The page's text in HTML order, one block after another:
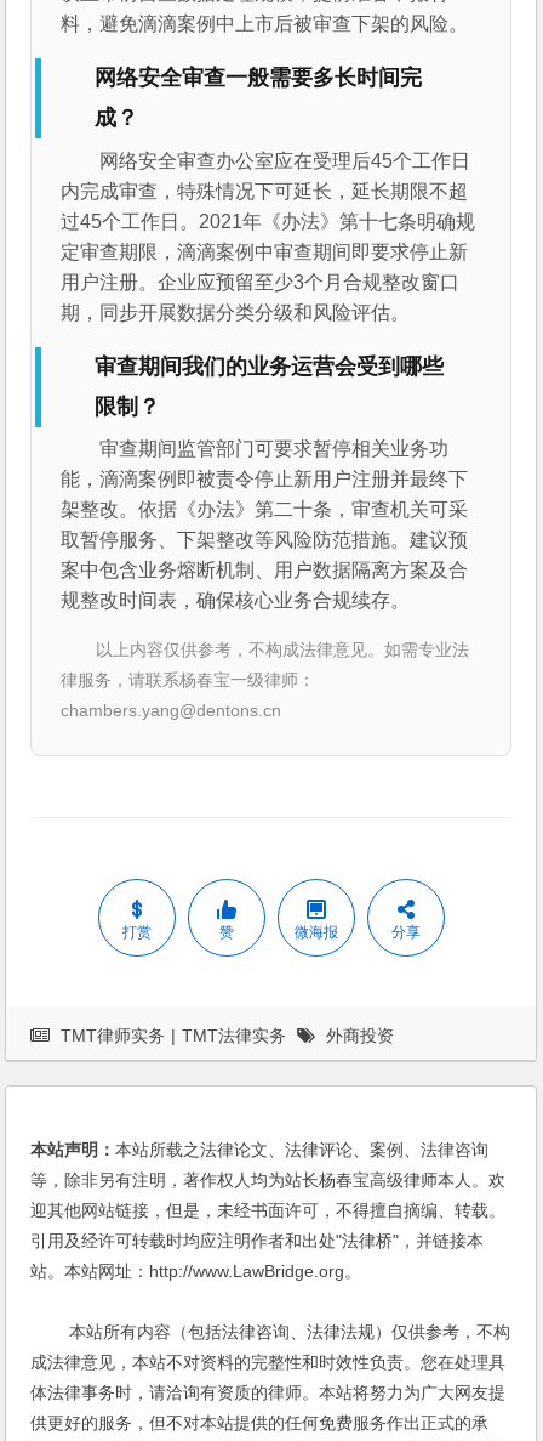
料，避免滴滴案例中上市后被审查下架的风险。
网络安全审查一般需要多长时间完
成？
网络安全审查办公室应在受理后45个工作日
内完成审查，特殊情况下可延长，延长期限不超
过45个工作日。2021年《办法》第十七条明确规
定审查期限，滴滴案例中审查期间即要求停止新
用户注册。企业应预留至少3个月合规整改窗口
期，同步开展数据分类分级和风险评估。
审查期间我们的业务运营会受到哪些
限制？
审查期间监管部门可要求暂停相关业务功
能，滴滴案例即被责令停止新用户注册并最终下
架整改。依据《办法》第二十条，审查机关可采
取暂停服务、下架整改等风险防范措施。建议预
案中包含业务熔断机制、用户数据隔离方案及合
规整改时间表，确保核心业务合规续存。
以上内容仅供参考，不构成法律意见。如需专业法
律服务，请联系杨春宝一级律师：
chambers.yang@dentons.cn
打赏 赞 微海报 分享
TMT律师实务 | TMT法律实务 外商投资
本站声明：本站所载之法律论文、法律评论、案例、法律咨询
等，除非另有注明，著作权人均为站长杨春宝高级律师本人。欢
迎其他网站链接，但是，未经书面许可，不得擅自摘编、转载。
引用及经许可转载时均应注明作者和出处"法律桥"，并链接本
站。本站网址：http://www.LawBridge.org。
本站所有内容（包括法律咨询、法律法规）仅供参考，不构
成法律意见，本站不对资料的完整性和时效性负责。您在处理具
体法律事务时，请洽询有资质的律师。本站将努力为广大网友提
供更好的服务，但不对本站提供的任何免费服务作出正式的承